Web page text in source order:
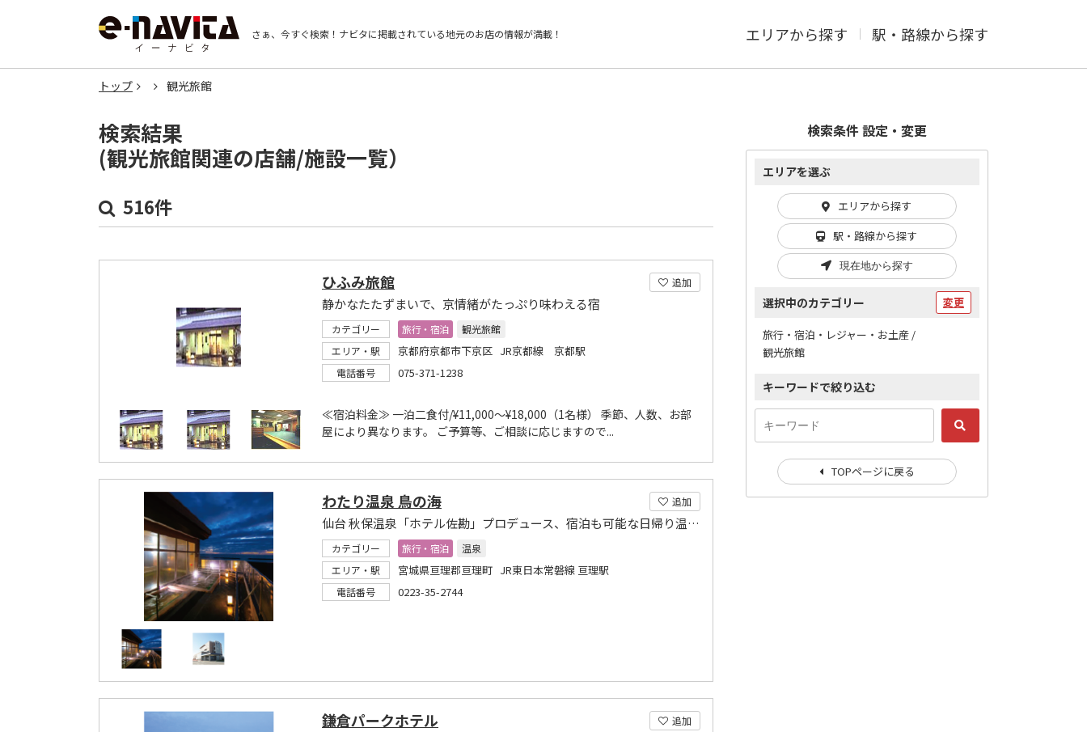
さぁ、今すぐ検索！ ナビタに掲載されている地元のお店の情報が満載！ エリアから探す 駅・路線から探す
トップ 観光旅館
検索結果
(観光旅館関連の店舗/施設一覧）
516件
追加
ひふみ旅館
静かなたたずまいで、京情緒がたっぷり味わえる宿
カテゴリー 旅行・宿泊
観光旅館
エリア・駅
京都府京都市下京区 JR京都線 京都駅
電話番号 075-371-1238
≪宿泊料金≫ 一泊二食付/¥11,000～¥18,000（1名様） 季節、人数、お部
屋により異なります。 ご予算等、ご相談に応じますので...
追加
わたり温泉 鳥の海
仙台 秋保温泉「ホテル佐勘」プロデュース、宿泊も可能な日帰り温泉施設
カテゴリー 旅行・宿泊
温泉
エリア・駅
宮城県亘理郡亘理町 JR東日本常磐線 亘理駅
電話番号 0223-35-2744
追加
鎌倉パークホテル
検索条件 設定・変更
エリアを選ぶ
エリアから探す
駅・路線から探す
現在地から探す
選択中のカテゴリー 変更
旅行・宿泊・レジャー・お土産 /
観光旅館
キーワードで絞り込む
TOPページに戻る